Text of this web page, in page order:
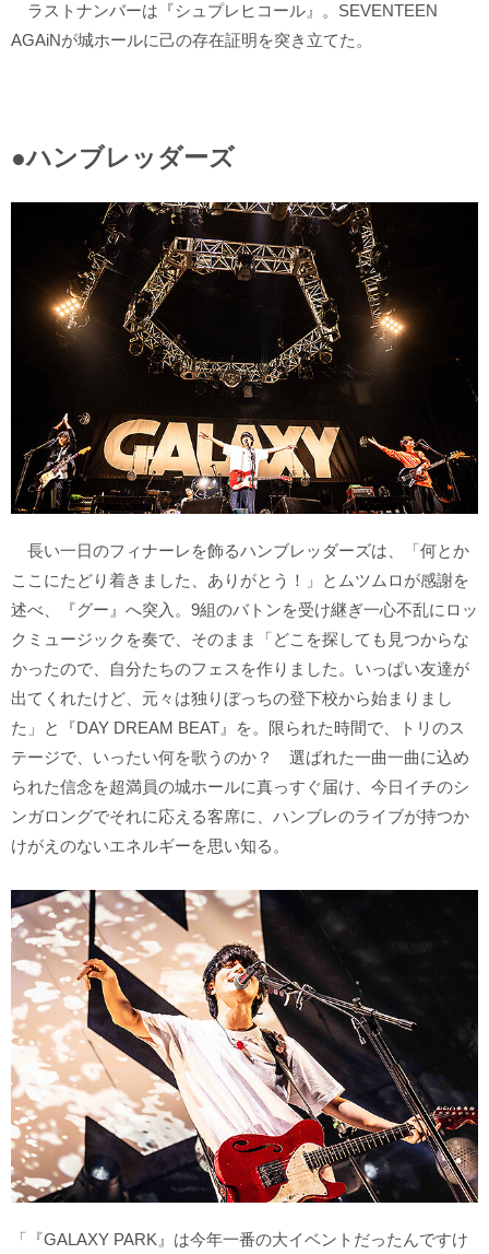
ラストナンバーは『シュプレヒコール』。SEVENTEEN
AGAiNが城ホールに己の存在証明を突き立てた。
●ハンブレッダーズ
長い一日のフィナーレを飾るハンブレッダーズは、「何とか
ここにたどり着きました、ありがとう！」とムツムロが感謝を
述べ、『グー』へ突入。9組のバトンを受け継ぎ一心不乱にロッ
クミュージックを奏で、そのまま「どこを探しても見つからな
かったので、自分たちのフェスを作りました。いっぱい友達が
出てくれたけど、元々は独りぼっちの登下校から始まりまし
た」と『DAY DREAM BEAT』を。限られた時間で、トリのス
テージで、いったい何を歌うのか？ 選ばれた一曲一曲に込め
られた信念を超満員の城ホールに真っすぐ届け、今日イチのシ
ンガロングでそれに応える客席に、ハンブレのライブが持つか
けがえのないエネルギーを思い知る。
「『GALAXY PARK』は今年一番の大イベントだったんですけ